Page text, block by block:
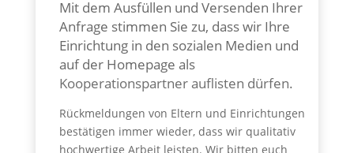
Mit dem Ausfüllen und Versenden Ihrer
Anfrage stimmen Sie zu, dass wir Ihre
Einrichtung in den sozialen Medien und
auf der Homepage als
Kooperationspartner auflisten dürfen.
Rückmeldungen von Eltern und Einrichtungen
bestätigen immer wieder, dass wir qualitativ
hochwertige Arbeit leisten. Wir bitten euch